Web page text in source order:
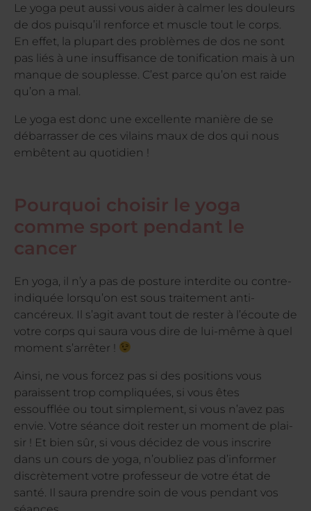
Le yoga peut aussi vous aider à calmer les douleurs
de dos puisqu’il renforce et muscle tout le corps.
En effet, la plupart des problèmes de dos ne sont
pas liés à une insuffisance de tonification mais à un
manque de souplesse. C’est parce qu’on est raide
qu’on a mal.
Le yoga est donc une excellente manière de se
débarrasser de ces vilains maux de dos qui nous
embêtent au quotidien !
Pourquoi choisir le yoga
comme sport pendant le
cancer
En yoga, il n’y a pas de posture interdite ou contre-
indiquée lorsqu’on est sous traitement anti-
cancéreux. Il s’agit avant tout de rester à l’écoute de
votre corps qui saura vous dire de lui-même à quel
moment s’arrêter !
Ainsi, ne vous forcez pas si des positions vous
paraissent trop compliquées, si vous êtes
essoufflée ou tout simplement, si vous n’avez pas
envie. Votre séance doit rester un moment de plai-
sir ! Et bien sûr, si vous décidez de vous inscrire
dans un cours de yoga, n’oubliez pas d’informer
discrètement votre professeur de votre état de
santé. Il saura prendre soin de vous pendant vos